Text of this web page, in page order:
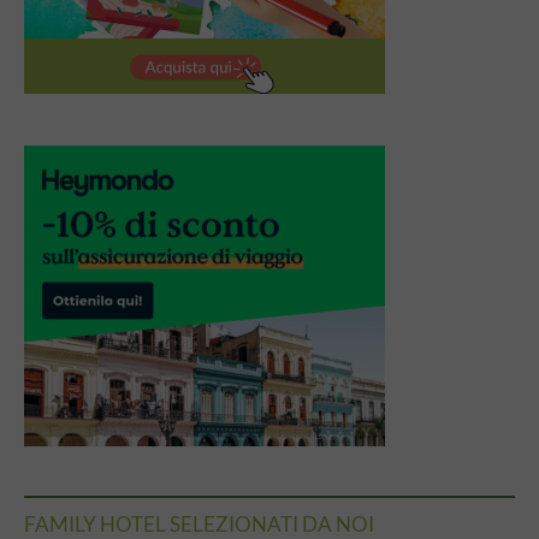
FAMILY HOTEL SELEZIONATI DA NOI